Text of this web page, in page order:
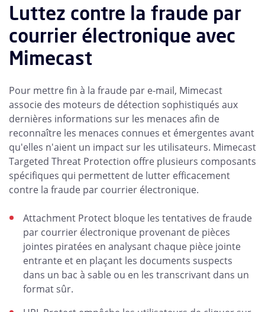
Luttez contre la fraude par
courrier électronique avec
Mimecast
Pour mettre fin à la fraude par e-mail, Mimecast
associe des moteurs de détection sophistiqués aux
dernières informations sur les menaces afin de
reconnaître les menaces connues et émergentes avant
qu'elles n'aient un impact sur les utilisateurs. Mimecast
Targeted Threat Protection offre plusieurs composants
spécifiques qui permettent de lutter efficacement
contre la fraude par courrier électronique.
Attachment Protect bloque les tentatives de fraude
par courrier électronique provenant de pièces
jointes piratées en analysant chaque pièce jointe
entrante et en plaçant les documents suspects
dans un bac à sable ou en les transcrivant dans un
format sûr.